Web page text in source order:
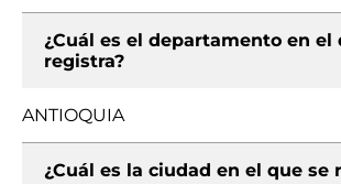
¿Cuál es el departamento en el
registra?
ANTIOQUIA
¿Cuál es la ciudad en el que se